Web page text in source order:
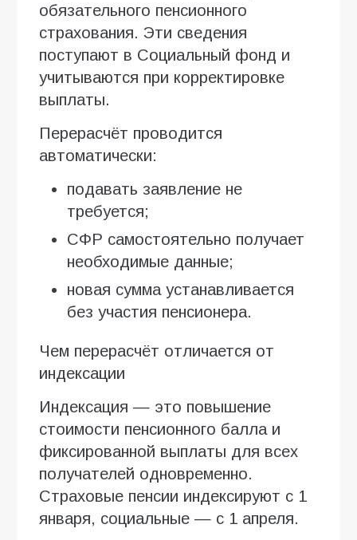
обязательного пенсионного
страхования. Эти сведения
поступают в Социальный фонд и
учитываются при корректировке
выплаты.
Перерасчёт проводится
автоматически:
подавать заявление не
требуется;
СФР самостоятельно получает
необходимые данные;
новая сумма устанавливается
без участия пенсионера.
Чем перерасчёт отличается от
индексации
Индексация — это повышение
стоимости пенсионного балла и
фиксированной выплаты для всех
получателей одновременно.
Страховые пенсии индексируют с 1
января, социальные — с 1 апреля.